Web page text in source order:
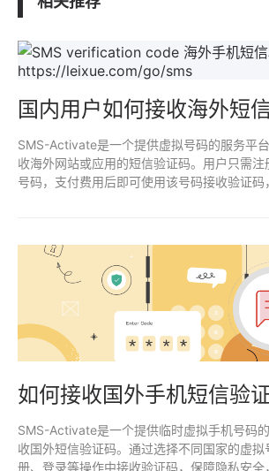
国内用户如何接收海外短
SMS-Activate是一个提供虚拟号码的服务平
收海外网站或应用的短信验证码。用户只需
号码，支付费用后即可使用该号码接收验证码
如何接收国外手机短信验
SMS-Activate是一个提供临时虚拟手机号码
收国外短信验证码。通过选择不同国家的虚
册、登录等操作中接收验证码，保障隐私安全